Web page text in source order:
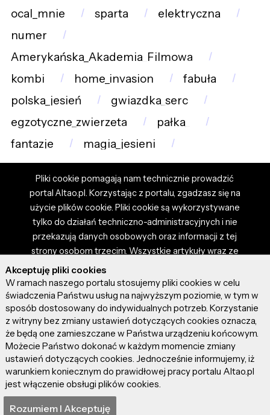
ocal_mnie
sparta
elektryczna
numer
Amerykańska_Akademia_Filmowa
kombi
home_invasion
fabuła
polska_jesień
gwiazdka_serc
egzotyczne_zwierzęta
pałka_
fantazje
magia_jesieni
Pliki cookie pomagają nam technicznie prowadzić
portal Altao.pl. Korzystając z portalu, zgadzasz się na
użycie plików cookie. Pliki cookie są wykorzystywane
tylko do działań techniczno-administracyjnych i nie
przekazują danych osobowych oraz informacji z tej
strony osobom trzecim. Wszystkie artykuły wraz ze
zdjęciami i materiałami dostępnymi na portalu są
własnością użytkowników. Administrator i właściciel
portalu nie ponosi odpowiedzialności za tresci
prezentowane przez autorów artykułów. Dodając
artykuł, zgadzasz się z regulaminem portalu oraz
ponosisz odpowiedzialność za wszystkie materiały
umieszczone przez Ciebie na stronie altao.pl.
Szczegóły dostępne w regulaminie portalu.
© 2026 altao.pl. Wszystkie prawa zastrzeżone.
Akceptuję pliki cookies
W ramach naszego portalu stosujemy pliki cookies w celu
świadczenia Państwu usług na najwyższym poziomie, w tym w
sposób dostosowany do indywidualnych potrzeb. Korzystanie
z witryny bez zmiany ustawień dotyczących cookies oznacza,
że będą one zamieszczane w Państwa urządzeniu końcowym.
Możecie Państwo dokonać w każdym momencie zmiany
ustawień dotyczących cookies. Jednocześnie informujemy, iż
warunkiem koniecznym do prawidłowej pracy portalu Altao.pl
jest włączenie obsługi plików cookies.
Rozumiem I Akceptuję